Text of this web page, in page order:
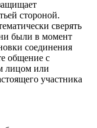
стороной.
сверять
были в момент
соединения
общение с
лицом или
участника